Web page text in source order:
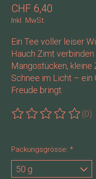
CHF 6,40
Inkl. MwSt.
Ein Tee voller leiser
Hauch Zimt
Mangostücken,
Schnee im Licht – ein
Freude bringt.
Die Bewertung dieses
(0)
Packungsgrösse: *